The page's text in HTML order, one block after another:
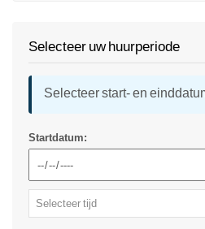
Selecteer uw huurperiode
Selecteer start- en
Startdatum: